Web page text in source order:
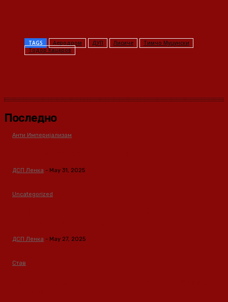
TAGS Аеродром ДУП Лисиче
Тимчо Муцунски
Тодор Кацаров
Последно
Анти Империјализам
ДСП Ленка - May 31, 2025
Uncategorized
ДСП Ленка - May 27, 2025
Став